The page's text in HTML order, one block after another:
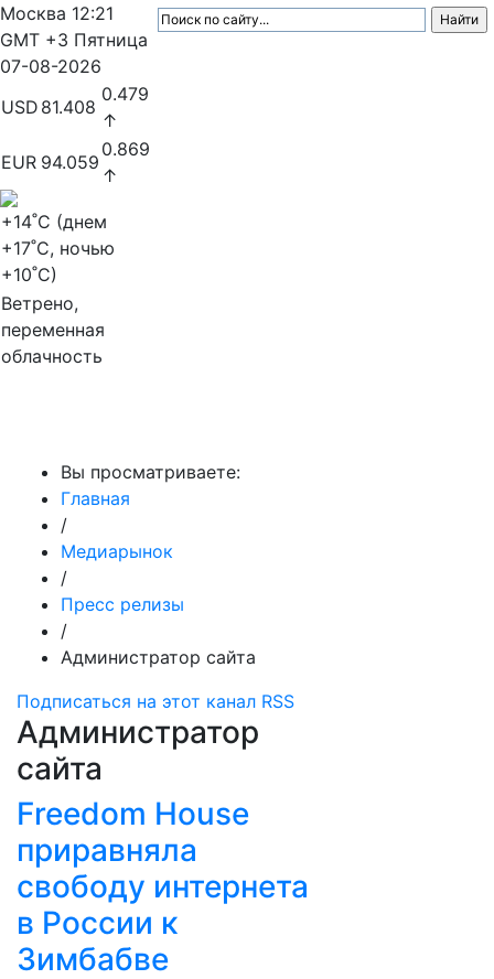
Москва 12:21
GMT +3 Пятница
07-08-2026
USD 81.408
0.479
↑
EUR 94.059
0.869
↑
+14˚C (днем
+17˚C, ночью
+10˚C)
Ветрено,
переменная
облачность
Вы просматриваете:
Главная
/
Медиарынок
/
Пресс релизы
/
Администратор сайта
Подписаться на этот канал RSS
Администратор
сайта
Freedom House
приравняла
свободу интернета
в России к
Зимбабве